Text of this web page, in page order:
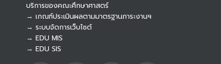
บริการของคณะศึกษาศาสตร์
→ เกณฑ์ประเมินผลตามมาตรฐานภาระงานฯ
→ ระบบจัดการเว็บไซต์
→ EDU MIS
→ EDU SIS